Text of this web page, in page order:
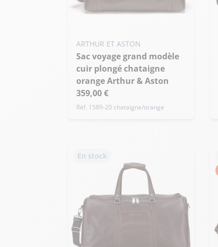
ARTHUR ET ASTON
Sac voyage grand modèle
cuir plongé chataigne
orange Arthur & Aston
359,00 €
Réf. 1589-20 chataigne/orange
En stock